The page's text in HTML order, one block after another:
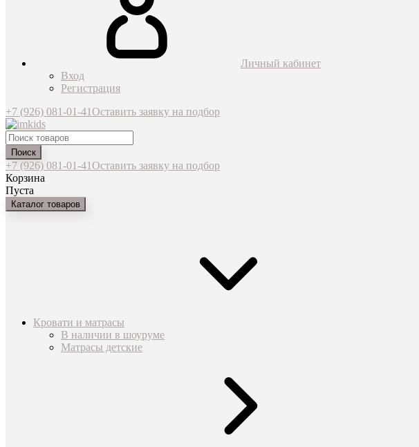
Личный кабинет
Вход
Регистрация
+7 (926) 081-01-41Оставить заявку на подбор
Поиск
+7 (926) 081-01-41Оставить заявку на подбор
Корзина
Пуста
Каталог товаров
Кровати и матрасы
В наличии в шоуруме
Матрасы детские